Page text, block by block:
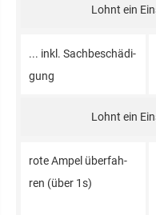
... inkl. Sach­be­schä­di­
gung
ro­te Am­pel über­fah­
ren (über 1s)